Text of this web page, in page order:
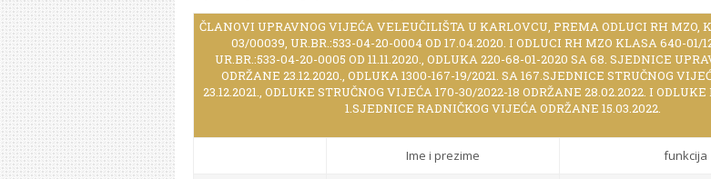
ČLANOVI UPRAVNOG VIJEĆA VELEUČILIŠTA U KARLOVCU, PREMA ODLUCI RH MZO,
03/00039, UR.BR.:533-04-20-0004 OD 17.04.2020. I ODLUCI RH MZO KLASA 640-01/
UR.BR.:533-04-20-0005 OD 11.11.2020., ODLUKA 220-68-01-2020 SA 68. SJEDNICE
ODRŽANE 23.12.2020., ODLUKA 1300-167-19/2021. SA 167.SJEDNICE STRUČNOG
23.12.2021., ODLUKE STRUČNOG VIJEĆA 170-30/2022-18 ODRŽANE 28.02.2022. I ODLUKE
1.SJEDNICE RADNIČKOG VIJEĆA ODRŽANE 15.03.2022.
Ime i prezime funkcija